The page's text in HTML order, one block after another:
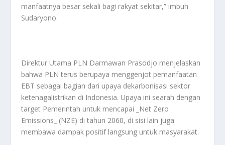
manfaatnya besar sekali bagi rakyat sekitar,” imbuh
Sudaryono.
Direktur Utama PLN Darmawan Prasodjo menjelaskan
bahwa PLN terus berupaya menggenjot pemanfaatan
EBT sebagai bagian dari upaya dekarbonisasi sektor
ketenagalistrikan di Indonesia. Upaya ini searah dengan
target Pemerintah untuk mencapai _Net Zero
Emissions_ (NZE) di tahun 2060, di sisi lain juga
membawa dampak positif langsung untuk masyarakat.